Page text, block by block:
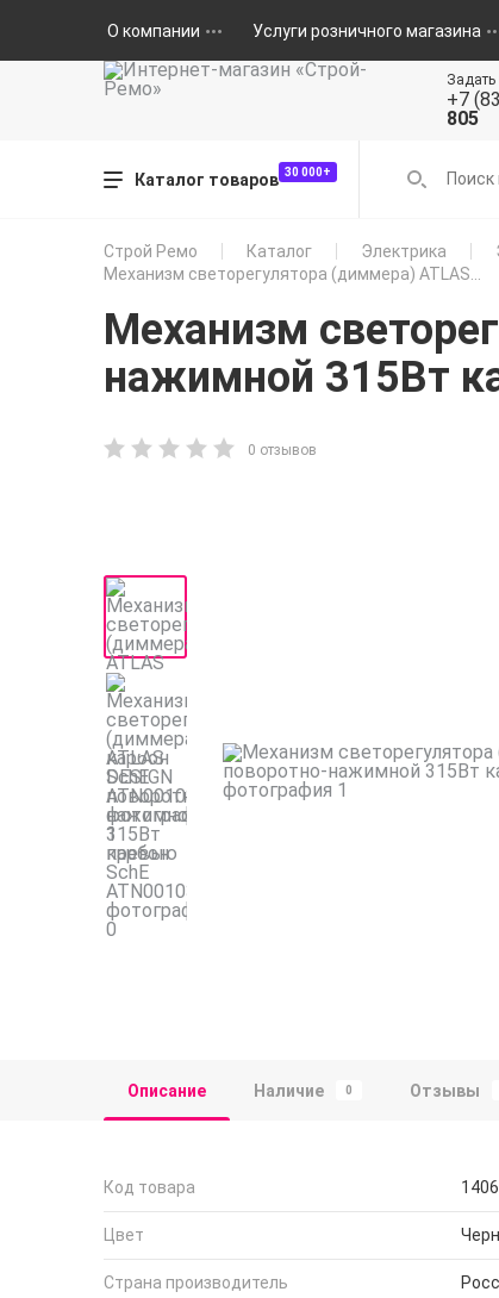
О компании Услуги розничного магазина
Задать
+7
805
Каталог товаров 30 000+
Строй Ремо Каталог Электрика
Механизм светорегулятора (диммера) ATLAS...
Механизм
нажимной 315Вт
0 отзывов
Описание Наличие 0 Отзывы
Код товара
Цвет
Страна производитель